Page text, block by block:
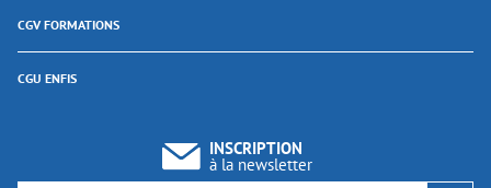
CGV FORMATIONS
CGU ENFIS
INSCRIPTION
à la newsletter